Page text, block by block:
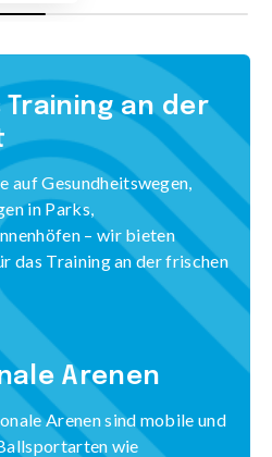
Training an der
auf Gesundheitswegen,
in Parks,
– wir bieten
das Training an der frischen
Arenen
Arenen sind mobile und
wie